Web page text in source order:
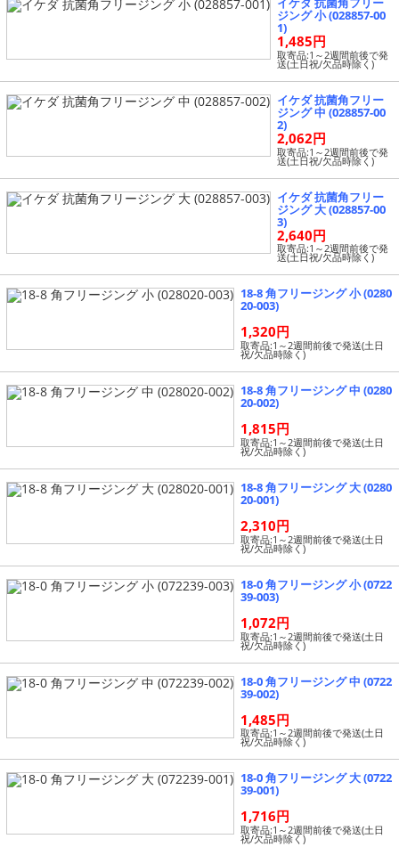
イケダ 抗菌角フリー
ジング 小 (028857-00
1)
1,485円
取寄品:1～2週間前後で発
送(土日祝/欠品時除く)
イケダ 抗菌角フリー
ジング 中 (028857-00
2)
2,062円
取寄品:1～2週間前後で発
送(土日祝/欠品時除く)
イケダ 抗菌角フリー
ジング 大 (028857-00
3)
2,640円
取寄品:1～2週間前後で発
送(土日祝/欠品時除く)
18-8 角フリージング 小 (0280
20-003)
1,320円
取寄品:1～2週間前後で発送(土日
祝/欠品時除く)
18-8 角フリージング 中 (0280
20-002)
1,815円
取寄品:1～2週間前後で発送(土日
祝/欠品時除く)
18-8 角フリージング 大 (0280
20-001)
2,310円
取寄品:1～2週間前後で発送(土日
祝/欠品時除く)
18-0 角フリージング 小 (0722
39-003)
1,072円
取寄品:1～2週間前後で発送(土日
祝/欠品時除く)
18-0 角フリージング 中 (0722
39-002)
1,485円
取寄品:1～2週間前後で発送(土日
祝/欠品時除く)
18-0 角フリージング 大 (0722
39-001)
1,716円
取寄品:1～2週間前後で発送(土日
祝/欠品時除く)